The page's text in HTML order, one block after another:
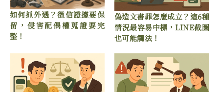
如何抓外遇？徵信證據要保
留，侵害配偶權蒐證要完
整！
偽造文書罪怎麼成立？這6種
情況最容易中標，LINE截圖
也可能觸法！